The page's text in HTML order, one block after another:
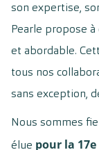
son expertise,
Pearle propose
et abordable.
tous nos
sans exception,
Nous sommes
élue pour la